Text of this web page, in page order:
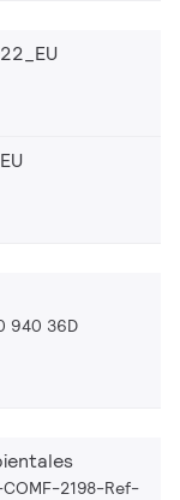
940 36D
COMF-2198-Ref-